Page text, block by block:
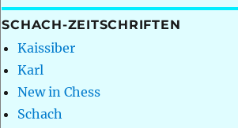
SCHACH-ZEITSCHRIFTEN
Kaissiber
Karl
New in Chess
Schach